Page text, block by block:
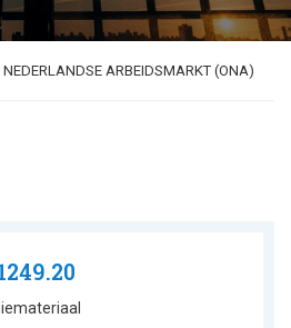
NEDERLANDSE ARBEIDSMARKT (ONA)